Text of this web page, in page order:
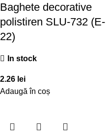
Baghete decorative
polistiren SLU-732 (E-
22)
In stock
2.26 lei
Adaugă în coș